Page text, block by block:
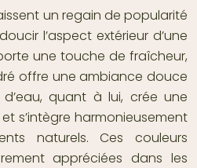
un regain de popularité
l’aspect extérieur d’une
une touche de fraîcheur,
offre une ambiance douce
quant à lui, crée une
s’intègre harmonieusement
naturels. Ces couleurs
appréciées dans les